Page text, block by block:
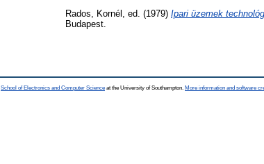
Rados, Kornél
, ed. (1979) Ipari üzemek
Budapest.
School of Electronics and Computer Science at the University of Southampton. More information and software